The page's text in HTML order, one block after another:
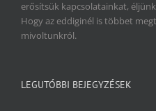
erősítsük kapcsolatainkat,
Hogy az eddiginél is többet
mivoltunkról.
LEGUTÓBBI BEJEGYZÉSEK